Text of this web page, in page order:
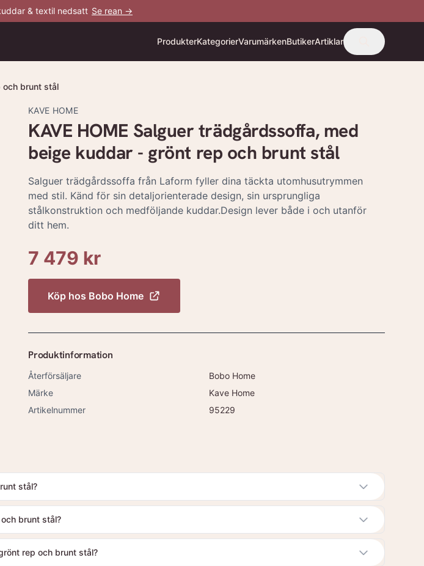
& textil nedsatt Se rean →
ProdukterKategorierVarumärkenButikerArtiklar
och brunt stål
KAVE HOME
KAVE HOME Salguer trädgårdssoffa, med
beige kuddar - grönt rep och brunt stål
Salguer trädgårdssoffa från Laform fyller dina täckta utomhusutrymmen
med stil. Känd för sin detaljorienterade design, sin ursprungliga
stålkonstruktion och medföljande kuddar.Design lever både i och utanför
ditt hem.
7 479 kr
Köp hos Bobo Home
Produktinformation
Återförsäljare
Bobo Home
Märke
Kave Home
Artikelnummer
95229
stål?
brunt stål?
rep och brunt stål?